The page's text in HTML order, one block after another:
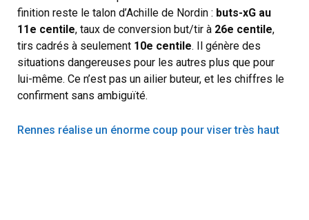
finition reste le talon d’Achille de Nordin : buts-xG au
11e centile, taux de conversion but/tir à 26e centile,
tirs cadrés à seulement 10e centile. Il génère des
situations dangereuses pour les autres plus que pour
lui-même. Ce n’est pas un ailier buteur, et les chiffres le
confirment sans ambiguïté.
Rennes réalise un énorme coup pour viser très haut